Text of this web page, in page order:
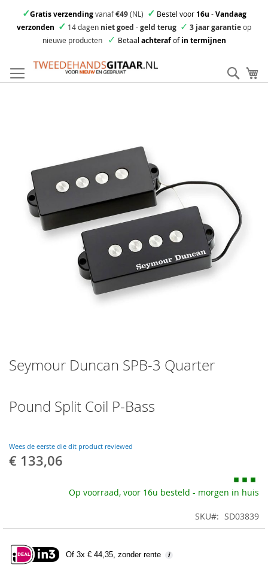
✓Gratis verzendingvanaf€49(NL) ✓ Bestel voor16u -Vandaag
verzonden ✓ 14 dagen niet goed -geld terug ✓ 3 jaar garantieop
nieuwe producten
✓ Betaal achterafofin termijnen
direct
door
Seymour Duncan SPB-3 Quarter
Pound Split Coil P-Bass
Wees de eerste die dit product reviewed
€ 133,06
Op voorraad, voor 16u besteld - morgen in huis
SKU SD03839
Of 3x € 44,35, zonder rente
images
gallery
to
the
the